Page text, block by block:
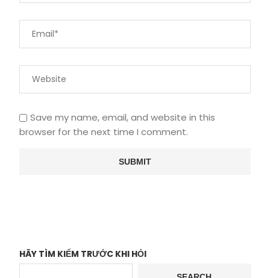
Save my name, email, and website in this
browser for the next time I comment.
HÃY TÌM KIẾM TRƯỚC KHI HỎI